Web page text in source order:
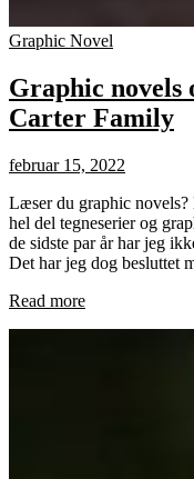
Graphic Novel
Graphic novels
Carter Family
februar 15, 2022
Læser du graphic novels?
hel del tegneserier og
de sidste par år har jeg
Det har jeg dog besluttet
Read more